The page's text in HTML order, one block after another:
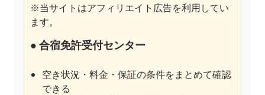
※当サイトはアフィリエイト広告を利用してい
ます。
● 合宿免許受付センター
空き状況・料金・保証の条件をまとめて確認
できる